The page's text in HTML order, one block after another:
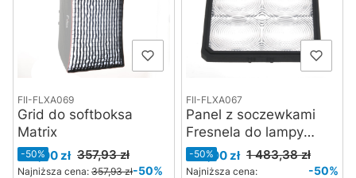
FII-FLXA069
Grid do softboksa
Matrix
Cena promocyjna
179,00 zł 357,93 zł
-50%
Najniższa cena: 357,93 zł-50%
FII-FLXA067
Panel z soczewkami
Fresnela do lampy
Fiilex M1 Matrix
Cena promocyjna
742,00 zł 1 483,38 zł
-50%
Najniższa cena:
-50%